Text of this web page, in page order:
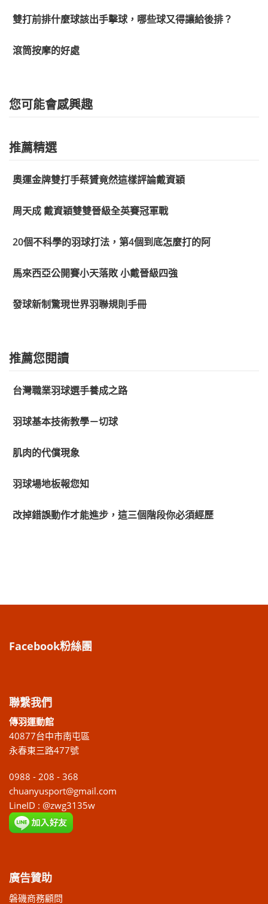
雙打前排什麼球該出手擊球，哪些球又得讓給後排？
滾筒按摩的好處
您可能會感興趣
推薦精選
奧運金牌雙打手蔡贇竟然這樣評論戴資穎
周天成 戴資穎雙雙晉級全英賽冠軍戰
20個不科學的羽球打法，第4個到底怎麼打的阿
馬來西亞公開賽小天落敗 小戴晉級四強
發球新制驚現世界羽聯規則手冊
推薦您閱讀
台灣職業羽球選手養成之路
羽球基本技術教學－切球
肌肉的代償現象
羽球場地板報您知
改掉錯誤動作才能進步，這三個階段你必須經歷
Facebook粉絲團
聯繫我們
傳羽運動館
40877台中市南屯區
永春東三路477號
0988 - 208 - 368
chuanyusport@gmail.com
LineID : @zwg3135w
廣告贊助
磐磯商務顧問